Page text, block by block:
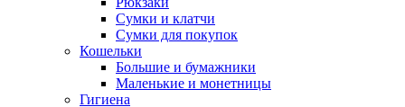
Сумки и клатчи
Сумки для покупок
Кошельки
Большие и бумажники
Маленькие и монетницы
Гигиена